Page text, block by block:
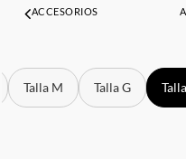
ACCESORIOS
Talla M Talla G